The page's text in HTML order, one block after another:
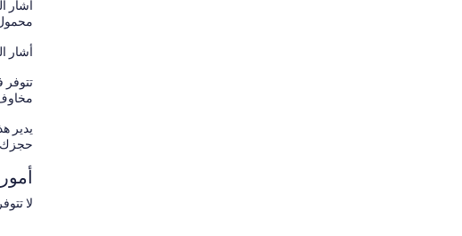
أشار
أشار
تتوفر
حجزك
لا